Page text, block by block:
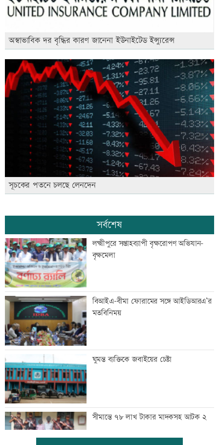
অস্বাভাবিক দর বৃদ্ধির কারণ জানেনা ইউনাইটেড ইন্স্যুরেন্স
সূচকের পতনে চলছে লেনদেন
সর্বশেষ
লক্ষ্মীপুরে সপ্তাহব্যাপী বৃক্ষরোপণ অভিযান-
বৃক্ষমেলা
বিআইএ-বীমা ফোরামের সঙ্গে আইডিআরএ’র
মতবিনিময়
ঘুমন্ত ব্যক্তিকে জবাইয়ের চেষ্টা
সীমান্তে ৭৮ লাখ টাকার মাদকসহ আটক ২